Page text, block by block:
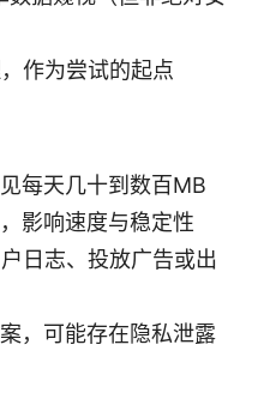
作为尝试的起点
每天几十到数百MB
影响速度与稳定性
日志、投放广告或出
，可能存在隐私泄露